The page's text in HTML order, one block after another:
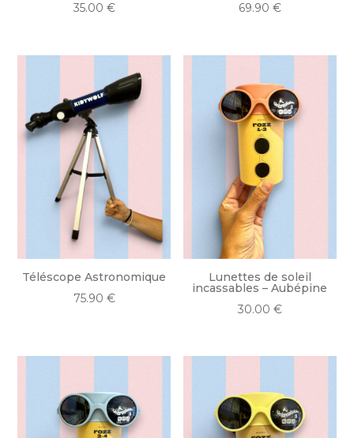
35.00 €
69.90 €
Téléscope Astronomique
75.90 €
Lunettes de soleil
incassables – Aubépine
30.00 €